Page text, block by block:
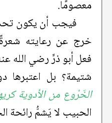
معصومًا.
فيجب أن يكون
خرج عن رعايته
فعل أبو ذرٍّ رضي الله
شتيمة؟ بل اعتبرها
الخَرْوع من الأدوية
الحبيب لا يَشمُّ رائحة